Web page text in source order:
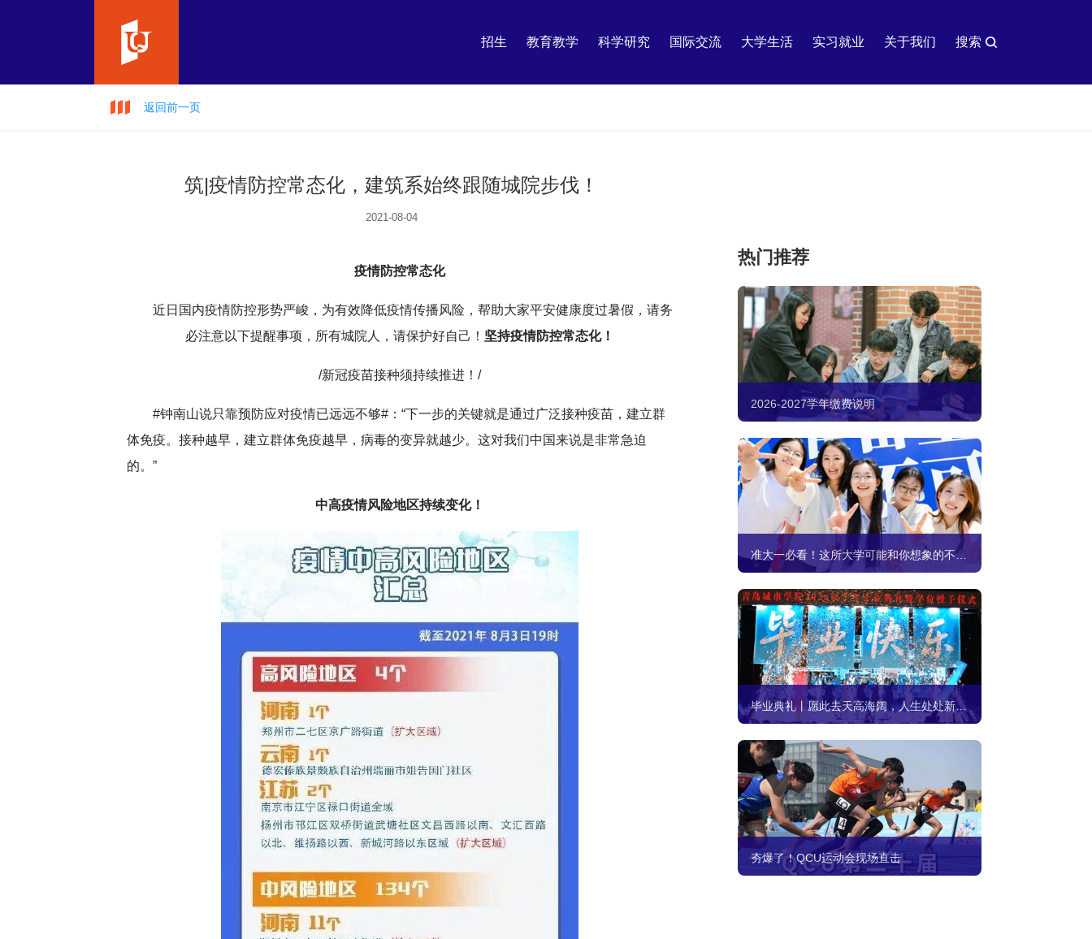
招生 教育教学 科学研究 国际交流 大学生活 实习就业 关于我们 搜索
返回前一页
筑|疫情防控常态化，建筑系始终跟随城院步伐！
2021-08-04
疫情防控常态化
近日国内疫情防控形势严峻，为有效降低疫情传播风险，帮助大家平安健康度过暑假，请务
必注意以下提醒事项，所有城院人，请保护好自己！ 坚持疫情防控常态化！
/新冠疫苗接种须持续推进！/
#钟南山说只靠预防应对疫情已远远不够#：“下一步的关键就是通过广泛接种疫苗，建立群
体免疫。接种越早，建立群体免疫越早，病毒的变异就越少。这对我们中国来说是非常急迫
的。”
中高疫情风险地区持续变化！
2026-2027学年缴费说明
准大一必看！这所大学可能和你想象的不一样
毕业典礼丨愿此去天高海阔，人生处处新开始
夯爆了！QCU运动会现场直击